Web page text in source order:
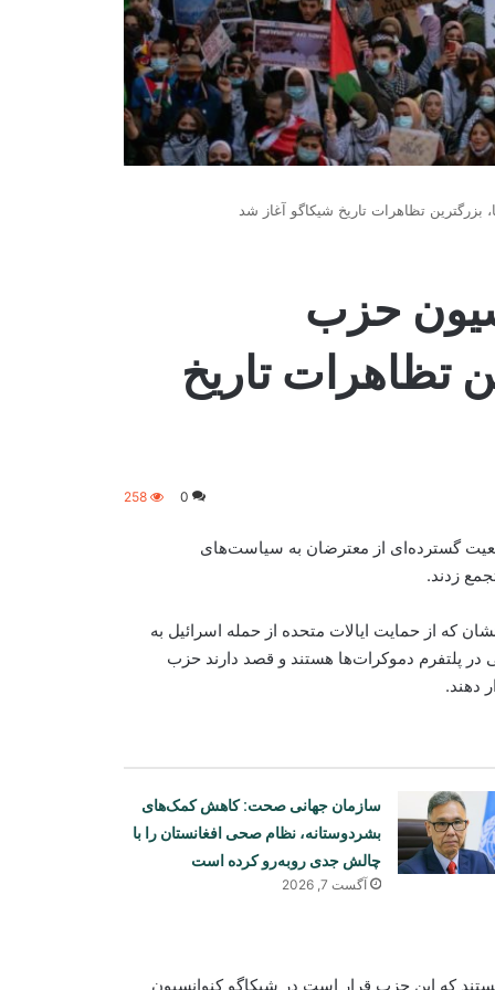
بزرگترین تظاهرات تاریخ شیکاگو آغاز شد
حزب
تظاهرات تاریخ
0
258
گسترده‌ای از معترضان به سیاست‌های
زدند.
که از حمایت ایالات متحده از حمله اسرائیل به
در پلتفرم دموکرات‌ها هستند و قصد دارند حزب
دهند.
سازمان جهانی صحت: کاهش کمک‌های
بشردوستانه، نظام صحی افغانستان را با
چالش جدی روبه‌رو کرده است
آگست 7, 2026
که این حزب قرار است در شیکاگو کنوانسیون